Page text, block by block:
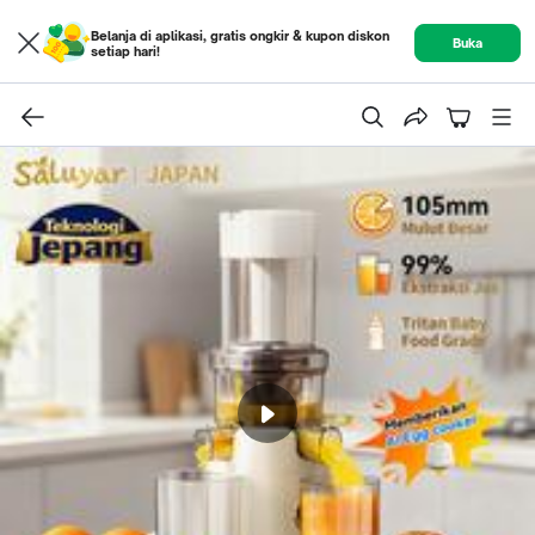
Belanja di aplikasi, gratis ongkir & kupon diskon
setiap hari!
Buka